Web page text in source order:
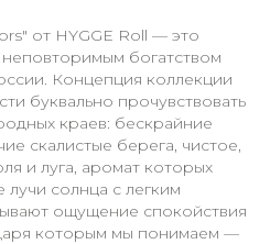
от HYGGE Roll — это
богатством
Концепция коллекции
буквально прочувствовать
краев: бескрайние
скалистые берега, чистое,
и луга, аромат которых
лучи солнца с легким
ощущение спокойствия
которым мы понимаем —